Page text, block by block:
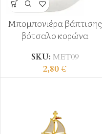
Μπομπονιέρα βάπτισης
βότσαλο κορώνα
SKU: ΜΕΤ09
2,80€